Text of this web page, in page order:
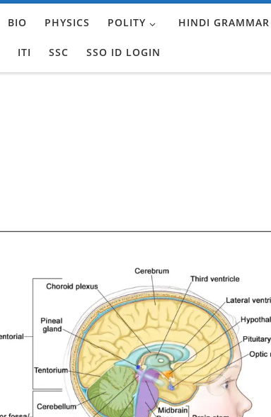
BIO PHYSICS POLITY HINDI GRAMMAR
ITI SSC SSO ID LOGIN